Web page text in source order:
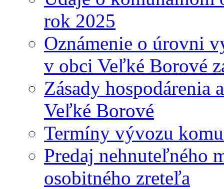
rok 2025
Oznámenie o úrovni
v obci Veľké Borové
Zásady hospodárenia
Veľké Borové
Termíny vývozu
Predaj nehnuteľného
osobitného zreteľa